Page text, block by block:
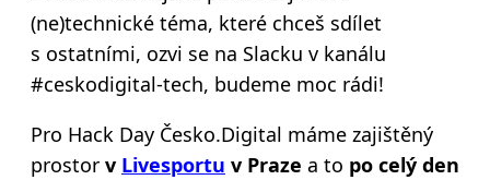
(ne)technické téma, které chceš sdílet
s ostatními, ozvi se na Slacku v kanálu
#ceskodigital-tech, budeme moc rádi!
Pro Hack Day Česko.Digital máme zajištěný
prostor v Livesportu v Praze a to po celý den